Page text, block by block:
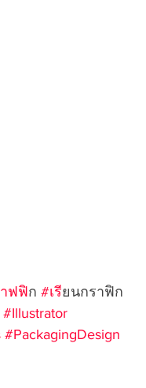
ฟฟ ิก #เรียนกราฟิก
#Illustrator
#PackagingDesign